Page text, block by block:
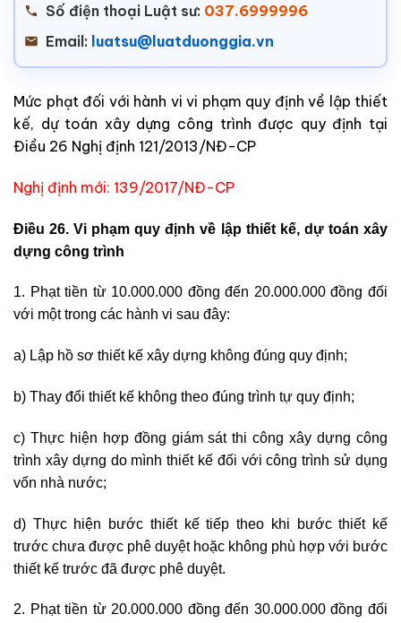
Số điện thoại Luật sư: 037.6999996
Email: luatsu@luatduonggia.vn
Mức phạt đối với hành vi vi phạm quy định về lập thiết
kế, dự toán xây dựng công trình được quy định tại
Điều 26 Nghị định 121/2013/NĐ-CP
Nghị định mới: 139/2017/NĐ-CP
Điều 26. Vi phạm quy định về lập thiết kế, dự toán xây
dựng công trình
1. Phạt tiền từ 10.000.000 đồng đến 20.000.000 đồng đối
với một trong các hành vi sau đây:
a) Lập hồ sơ thiết kế xây dựng không đúng quy định;
b) Thay đổi thiết kế không theo đúng trình tự quy định;
c) Thực hiện hợp đồng giám sát thi công xây dựng công
trình xây dựng do mình thiết kế đối với công trình sử dụng
vốn nhà nước;
d) Thực hiện bước thiết kế tiếp theo khi bước thiết kế
trước chưa được phê duyệt hoặc không phù hợp với bước
thiết kế trước đã được phê duyệt.
2. Phạt tiền từ 20.000.000 đồng đến 30.000.000 đồng đối